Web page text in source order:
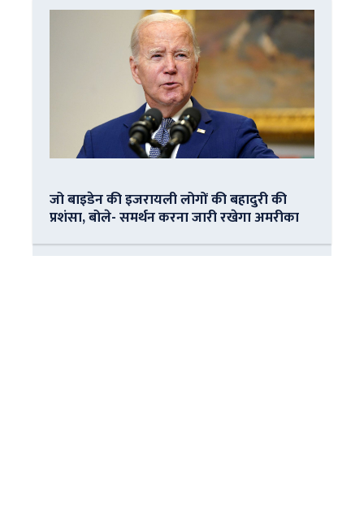
जो बाइडेन की इजरायली लोगों की बहादुरी की
प्रशंसा, बोले- समर्थन करना जारी रखेगा अमरीका